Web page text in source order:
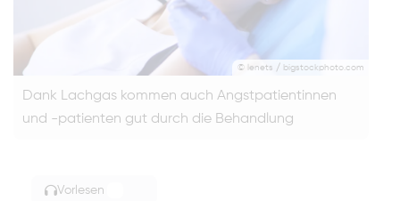
© lenets / bigstockphoto.com
Dank Lachgas kommen auch Angstpatientinnen
und -patienten gut durch die Behandlung
Vorlesen